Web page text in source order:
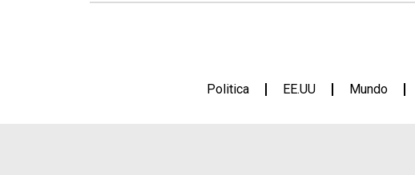
Politica EE.UU Mundo